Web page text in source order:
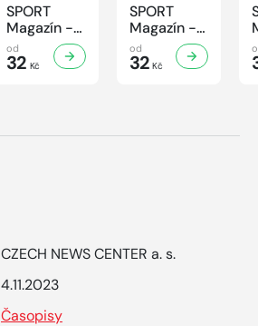
SPORT
Magazín -
31/2026
od
32 Kč
SPORT
Magazín -
30/2026
od
32 Kč
CZECH NEWS CENTER a. s.
4.11.2023
Časopisy